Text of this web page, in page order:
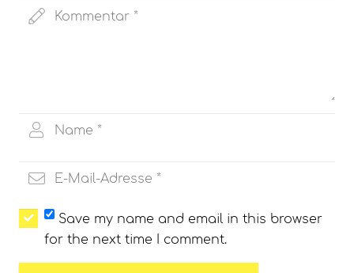
Save my name and email in this browser
for the next time I comment.